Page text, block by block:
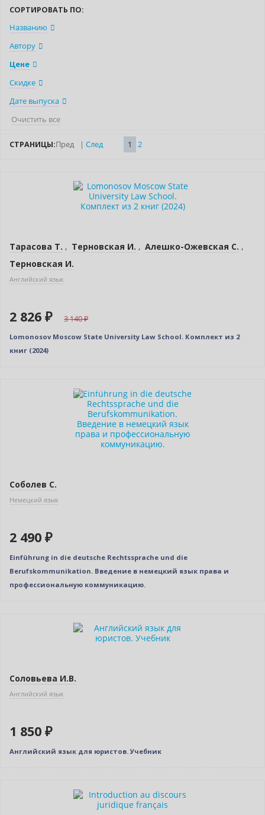
СОРТИРОВАТЬ ПО:
Названию
Автору
Цене
Скидке
Дате выпуска
Очистить все
СТРАНИЦЫ:Пред | След 1 2
–10% (скидка 314 ₽)
Тарасова Т. , Терновская И. , Алешко-Ожевская С. ,
Терновская И.
Английский язык
2 826 ₽ 3 140
Lomonosov Moscow State University Law School. Комплект из 2
книг (2024)
Индивидуальный подход
Соболев С.
Немецкий язык
2 490 ₽
Einführung in die deutsche Rechtssprache und die
Berufskommunikation. Введение в немецкий язык права и
профессиональную коммуникацию.
Соловьева И.В.
Английский язык
1 850 ₽
Английский язык для юристов. Учебник